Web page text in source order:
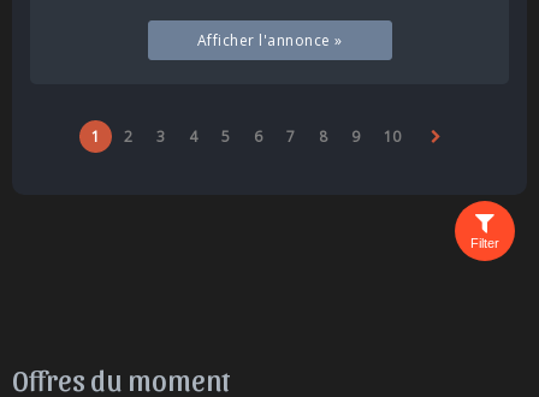
Afficher l'annonce »
1 2 3 4 5 6 7 8 9 10
Filter
Offres du moment